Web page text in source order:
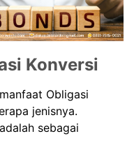
Konversi
Obligasi
jenisnya.
sebagai